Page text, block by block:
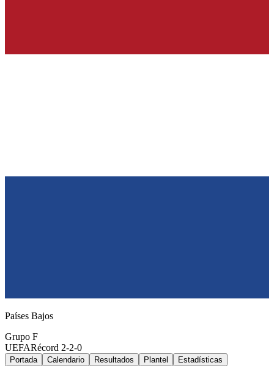
Países Bajos
Grupo F
UEFARécord 2-2-0
Portada Calendario Resultados Plantel Estadísticas